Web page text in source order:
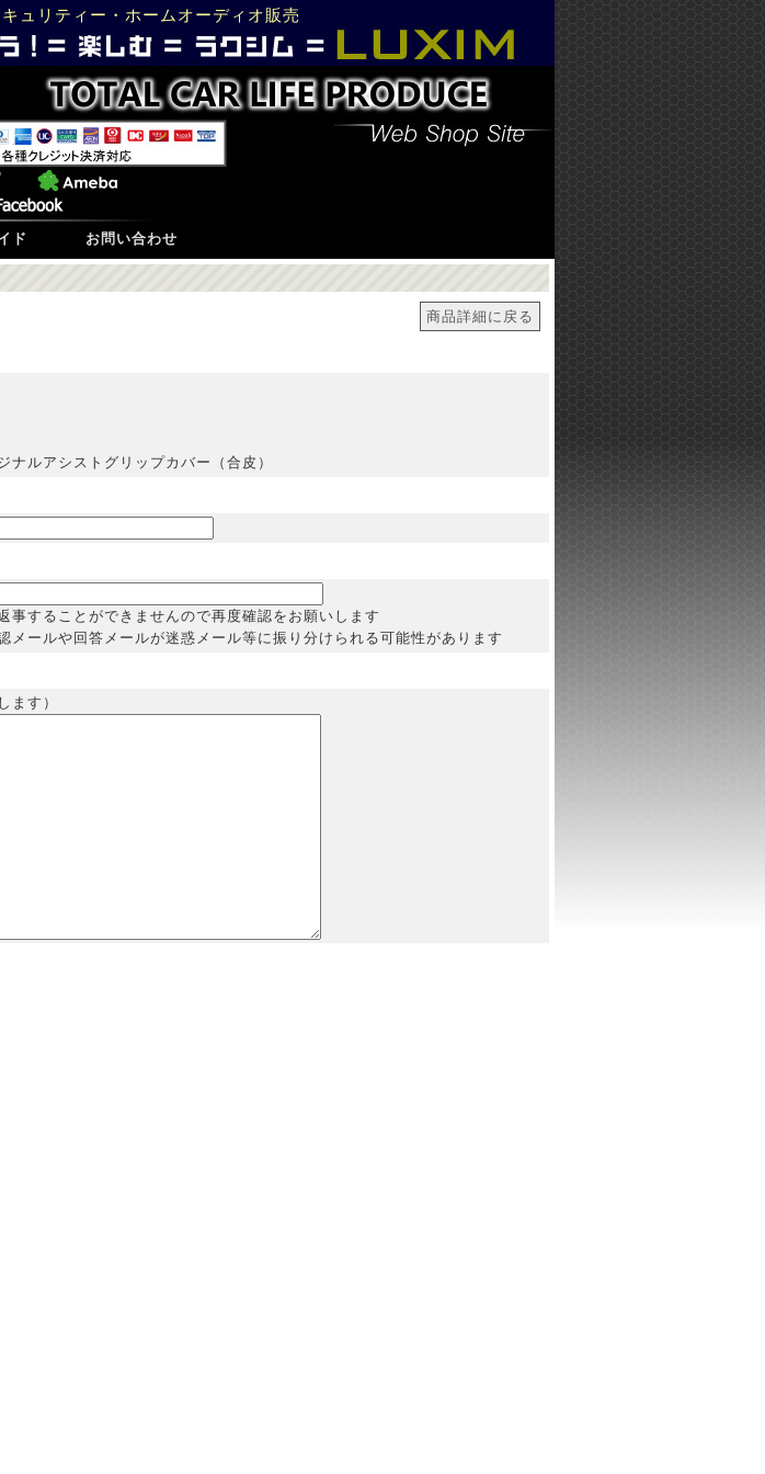
ュリティー・ホームオーディオ販売
ド お問い合わせ
商品詳細に戻る
ルアシストグリップカバー（合皮）
事することができませんので再度確認をお願いします
メールや回答メールが迷惑メール等に振り分けられる可能性があります
ます）